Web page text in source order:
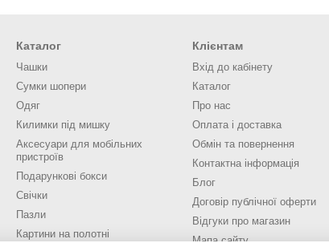
Каталог
Чашки
Сумки шопери
Одяг
Килимки під мишку
Аксесуари для мобільних
пристроїв
Подарункові бокси
Свічки
Пазли
Картини на полотні
Клієнтам
Вхід до кабінету
Каталог
Про нас
Оплата і доставка
Обмін та повернення
Контактна інформація
Блог
Договір публічної оферти
Відгуки про магазин
Мапа сайту